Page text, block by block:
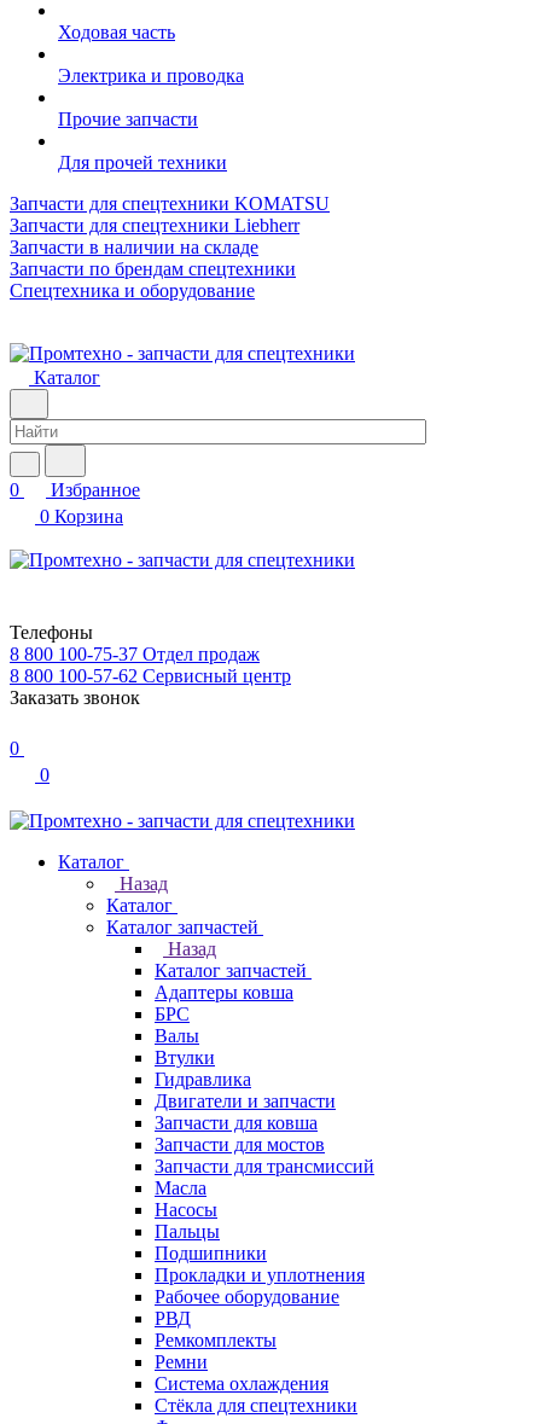
Ходовая часть
Электрика и проводка
Прочие запчасти
Для прочей техники
Запчасти для спецтехники KOMATSU
Запчасти для спецтехники Liebherr
Запчасти в наличии на складе
Запчасти по брендам спецтехники
Спецтехника и оборудование
Каталог
0
Избранное
0 Корзина
Телефоны
8 800 100-75-37 Отдел продаж
8 800 100-57-62 Сервисный центр
Заказать звонок
0
0
Каталог
Назад
Каталог
Каталог запчастей
Назад
Каталог запчастей
Адаптеры ковша
БРС
Валы
Втулки
Гидравлика
Двигатели и запчасти
Запчасти для ковша
Запчасти для мостов
Запчасти для трансмиссий
Масла
Насосы
Пальцы
Подшипники
Прокладки и уплотнения
Рабочее оборудование
РВД
Ремкомплекты
Ремни
Система охлаждения
Стёкла для спецтехники